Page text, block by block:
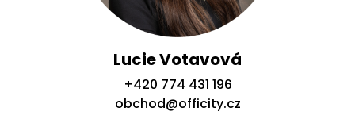
Lucie Votavová
+420 774 431 196
obchod@officity.cz